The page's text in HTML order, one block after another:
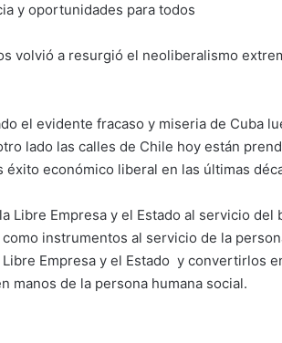
y oportunidades para todos
volvió a resurgió el neoliberalismo
el evidente fracaso y miseria de Cuba
lado las calles de Chile hoy están
éxito económico liberal en las últimas
Libre Empresa y el Estado al servicio
instrumentos al servicio de la
Empresa y el Estado y convertirlos
manos de la persona humana social.